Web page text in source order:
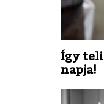
Így
napja!